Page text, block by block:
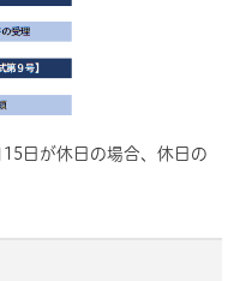
日が休日の場合、休日の